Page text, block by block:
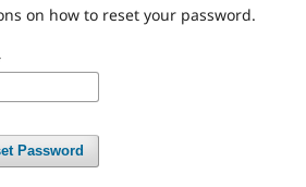
on how to reset your password.
Password